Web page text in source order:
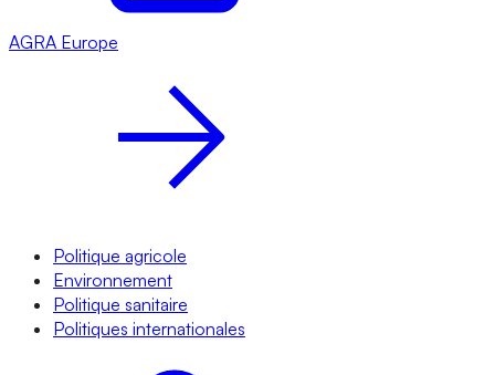
AGRA Europe
Politique agricole
Environnement
Politique sanitaire
Politiques internationales